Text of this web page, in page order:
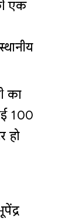
एक
का
100
हो